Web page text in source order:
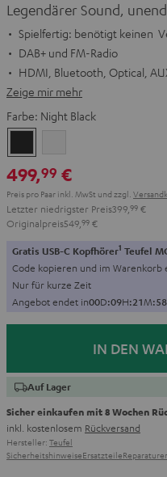
Legendärer Sound,
Spielfertig: benötigt keinen
DAB+ und FM-Radio
HDMI, Bluetooth, Optical,
Zeige mir mehr
Farbe: Night Black
Black
499,99 €
Preis pro Paar inkl. MwSt und zzgl.
Letzter niedrigster Preis399, 99 €
Originalpreis549, 99 €
Gratis USB-C Kopfhörer1 Teufel
Code kopieren und im Warenkorb
Nur für kurze Zeit
Angebot endet in00D:09H:21M:57
IN DEN
Auf Lager
Sicher einkaufen mit 8 Wochen
inkl. kostenlosem Rückversand
Hersteller: Teufel
SicherheitshinweiseErsatzteile